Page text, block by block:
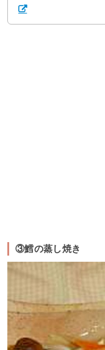
③鱈の蒸し焼き